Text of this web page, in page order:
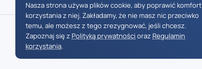
Nasza strona używa plików cookie, aby poprawić komfort
korzystania z niej. Zakładamy, że nie masz nic przeciwko
temu, ale możesz z tego zrezygnować, jeśli chcesz.
Zapoznaj się z Polityką prywatności oraz Regulamin
korzystania.